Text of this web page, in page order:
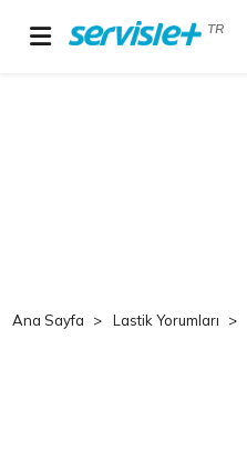
TR
Ana Sayfa Lastik Yorumları